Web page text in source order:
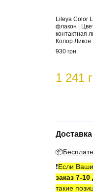
Lileya Color
флакон |
контактная
Колор Ликон
930 грн
1 241
Доставка
📦
❗️Если Ваши
заказ 7-10
такие